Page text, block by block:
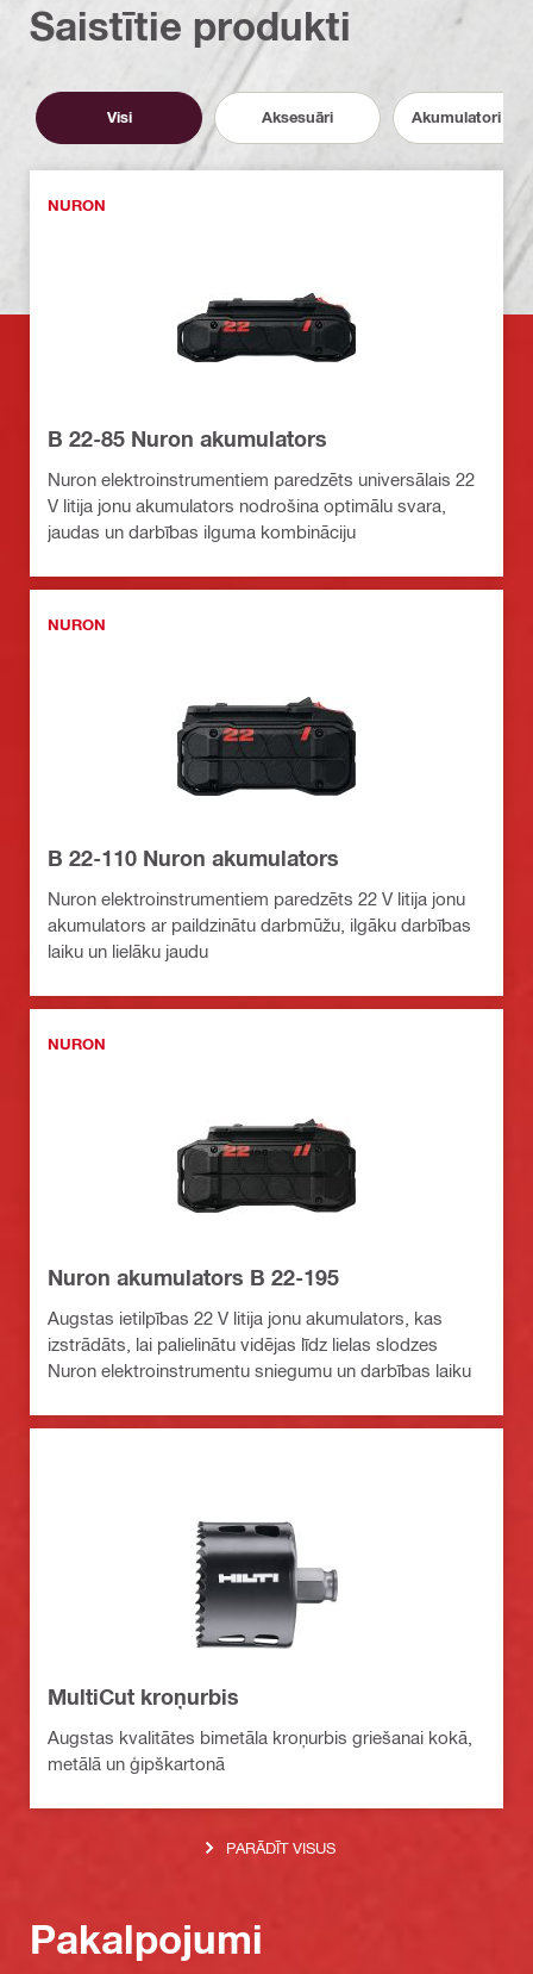
Saistītie produkti
Visi Aksesuāri Akumulatori un
NURON
B 22-85 Nuron akumulators
Nuron elektroinstrumentiem paredzēts universālais 22
V litija jonu akumulators nodrošina optimālu svara,
jaudas un darbības ilguma kombināciju
NURON
B 22-110 Nuron akumulators
Nuron elektroinstrumentiem paredzēts 22 V litija jonu
akumulators ar paildzinātu darbmūžu, ilgāku darbības
laiku un lielāku jaudu
NURON
Nuron akumulators B 22-195
Augstas ietilpības 22 V litija jonu akumulators, kas
izstrādāts, lai palielinātu vidējas līdz lielas slodzes
Nuron elektroinstrumentu sniegumu un darbības laiku
MultiCut kroņurbis
Augstas kvalitātes bimetāla kroņurbis griešanai kokā,
metālā un ģipškartonā
PARĀDĪT VISUS
Pakalpojumi